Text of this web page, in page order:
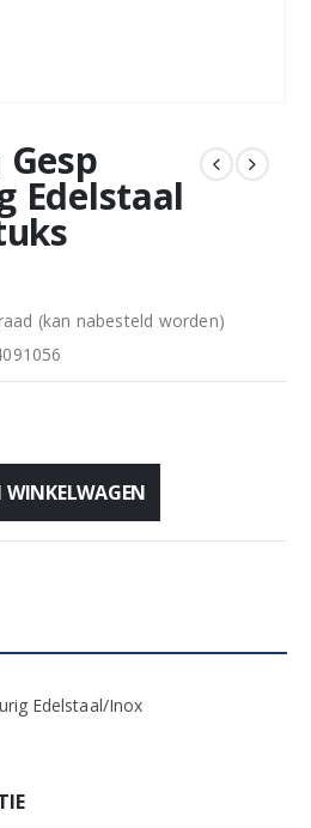
Edelstaal
(kan nabesteld worden)
Edelstaal/Inox